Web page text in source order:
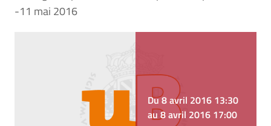
-11 mai 2016
Du 8 avril 2016 13:30
au 8 avril 2016 17:00